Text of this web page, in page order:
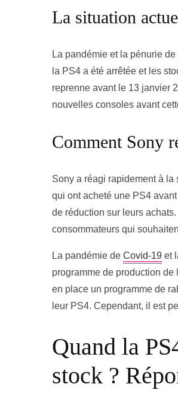
La situation
La pandémie et la pénurie
la PS4 a été arrêtée et les
reprenne avant le 13 janvier
nouvelles consoles avant
Comment Sony
Sony a réagi rapidement à
qui ont acheté une PS4
de réduction sur leurs
consommateurs qui
La pandémie de Covid-19 et
programme de production
en place un programme de
leur PS4. Cependant, il est
Quand la
stock ?